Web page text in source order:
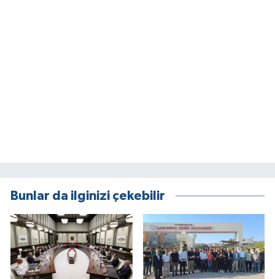
Bunlar da ilginizi çekebilir